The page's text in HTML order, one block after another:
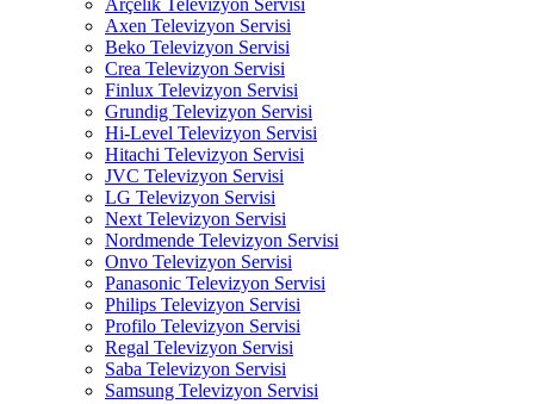
Arçelik Televizyon Servisi
Axen Televizyon Servisi
Beko Televizyon Servisi
Crea Televizyon Servisi
Finlux Televizyon Servisi
Grundig Televizyon Servisi
Hi-Level Televizyon Servisi
Hitachi Televizyon Servisi
JVC Televizyon Servisi
LG Televizyon Servisi
Next Televizyon Servisi
Nordmende Televizyon Servisi
Onvo Televizyon Servisi
Panasonic Televizyon Servisi
Philips Televizyon Servisi
Profilo Televizyon Servisi
Regal Televizyon Servisi
Saba Televizyon Servisi
Samsung Televizyon Servisi